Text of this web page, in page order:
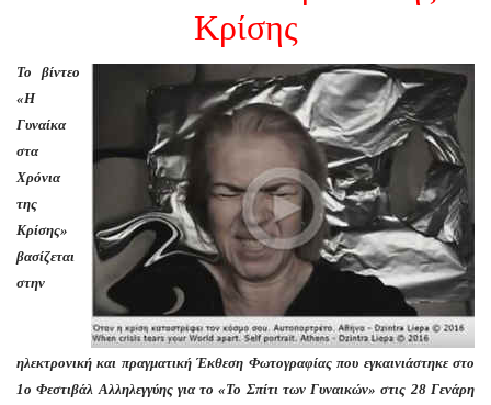
Κρίσης
Το βίντεο
«Η
Γυναίκα
στα
Χρόνια
της
Κρίσης»
βασίζεται
στην
ηλεκτρονική και πραγματική Έκθεση Φωτογραφίας που εγκαινιάστηκε στο
1ο Φεστιβάλ Αλληλεγγύης για το «Το Σπίτι των Γυναικών» στις 28 Γενάρη